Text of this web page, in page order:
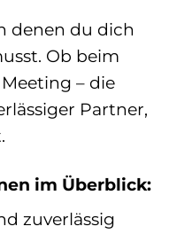
denen du dich
Ob beim
– die
Partner,
im Überblick:
zuverlässig